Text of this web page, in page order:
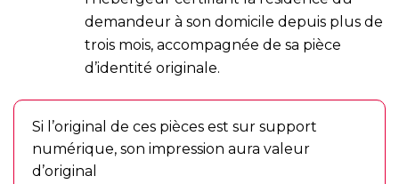
demandeur à son domicile depuis plus de
trois mois, accompagnée de sa pièce
d’identité originale.
Si l’original de ces pièces est sur support
numérique, son impression aura valeur
d’original